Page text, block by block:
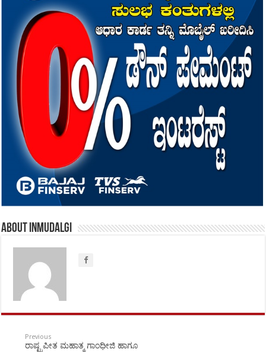
About inmudalgi
Previous
ರಾಷ್ಟ್ರಪೀತ ಮಹಾತ್ಮ ಗಾಂಧೀಜಿ ಹಾಗೂ